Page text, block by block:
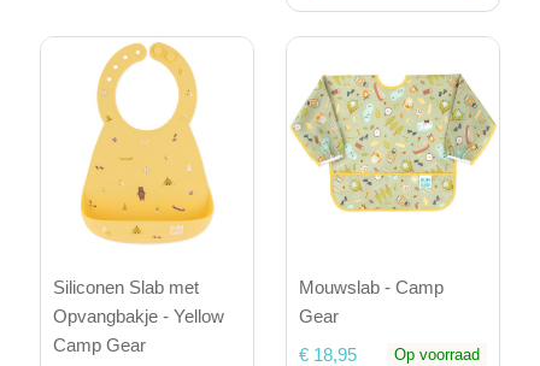
Siliconen Slab met
Opvangbakje - Yellow
Camp Gear
Mouwslab - Camp
Gear
€ 18,95
Op voorraad